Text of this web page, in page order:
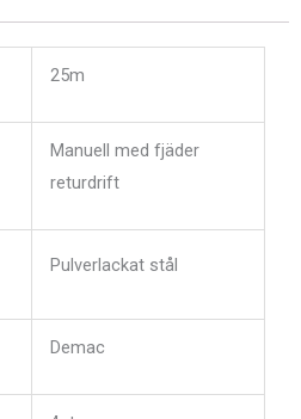
25m
Manuell med fjäder
returdrift
Pulverlackat stål
Demac